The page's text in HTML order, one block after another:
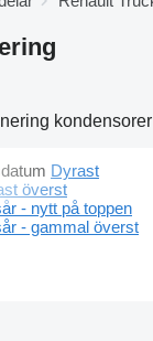
kondensorer
Dyrast
överst
- nytt på toppen
- gammal överst